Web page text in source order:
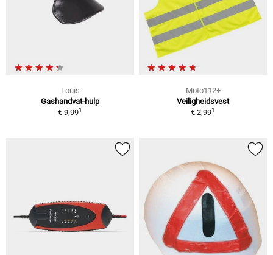
Louis
Gashandvat-hulp
€ 9,991
Moto112+
Veiligheidsvest
€ 2,991